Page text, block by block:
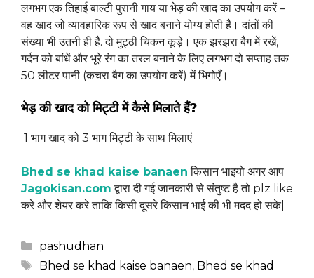
लगभग एक तिहाई बाल्टी पुरानी गाय या भेड़ की खाद का उपयोग करें –
वह खाद जो व्यावहारिक रूप से खाद बनाने योग्य होती है। दांतों की
संख्या भी उतनी ही है. दो मुट्ठी चिकन कूड़े। एक झरझरा बैग में रखें,
गर्दन को बांधें और भूरे रंग का तरल बनाने के लिए लगभग दो सप्ताह तक
50 लीटर पानी (कचरा बैग का उपयोग करें) में भिगोएँ।
भेड़ की खाद को मिट्टी में कैसे मिलाते हैं?
1 भाग खाद को 3 भाग मिट्टी के साथ मिलाएं
Bhed se khad kaise banaen किसान भाइयो अगर आप
Jagokisan.com द्वारा दी गई जानकारी से संतुष्ट है तो plz like
करे और शेयर करे ताकि किसी दूसरे किसान भाई की भी मदद हो सके|
Categories
pashudhan
Tags
Bhed se khad kaise banaen, Bhed se khad